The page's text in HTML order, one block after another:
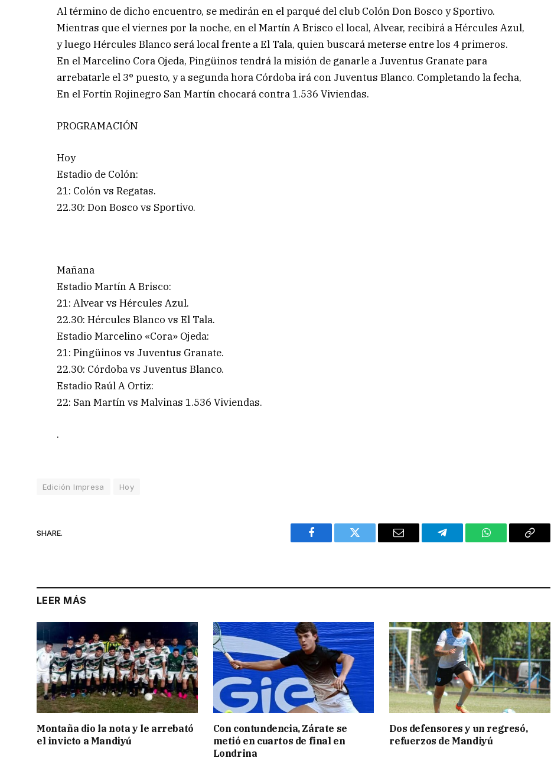
Al término de dicho encuentro, se medirán en el parqué del club Colón Don Bosco y Sportivo.
Mientras que el viernes por la noche, en el Martín A Brisco el local, Alvear, recibirá a Hércules Azul,
y luego Hércules Blanco será local frente a El Tala, quien buscará meterse entre los 4 primeros.
En el Marcelino Cora Ojeda, Pingüinos tendrá la misión de ganarle a Juventus Granate para
arrebatarle el 3° puesto, y a segunda hora Córdoba irá con Juventus Blanco. Completando la fecha,
En el Fortín Rojinegro San Martín chocará contra 1.536 Viviendas.
PROGRAMACIÓN
Hoy
Estadio de Colón:
21: Colón vs Regatas.
22.30: Don Bosco vs Sportivo.
Mañana
Estadio Martín A Brisco:
21: Alvear vs Hércules Azul.
22.30: Hércules Blanco vs El Tala.
Estadio Marcelino «Cora» Ojeda:
21: Pingüinos vs Juventus Granate.
22.30: Córdoba vs Juventus Blanco.
Estadio Raúl A Ortiz:
22: San Martín vs Malvinas 1.536 Viviendas.
.
Edición Impresa Hoy
SHARE.
Facebook Twitter Email Telegram WhatsAppCopy
LEER MÁS
Montaña dio la nota y le arrebató
el invicto a Mandiyú
Con contundencia, Zárate se
metió en cuartos de final en
Londrina
Dos defensores y un regresó,
refuerzos de Mandiyú